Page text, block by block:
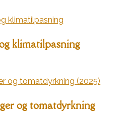
klimatilpasning
og tomatdyrkning